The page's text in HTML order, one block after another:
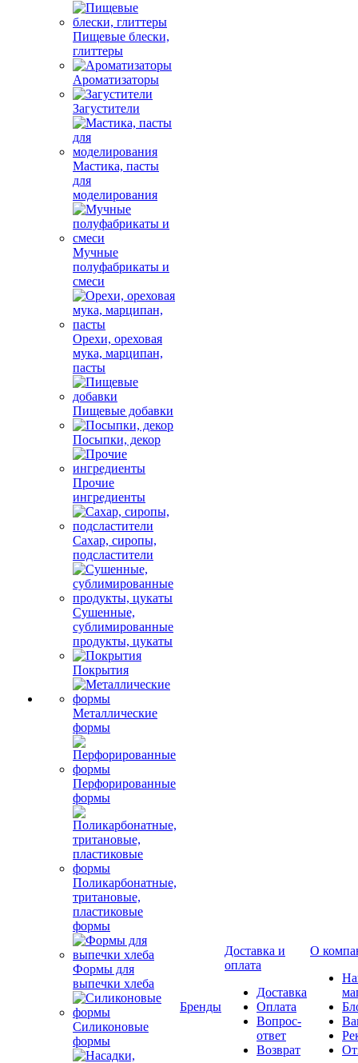
Пищевые блески,
глиттеры
Ароматизаторы
Загустители
Мастика, пасты
для
моделирования
Мучные
полуфабрикаты и
смеси
Орехи, ореховая
мука, марципан,
пасты
Пищевые добавки
Посыпки, декор
Прочие
ингредиенты
Сахар, сиропы,
подсластители
Сушенные,
сублимированные
продукты, цукаты
Покрытия
Металлические
формы
Перфорированные
формы
Поликарбонатные,
тритановые,
пластиковые
формы
Формы для
выпечки хлеба
Силиконовые
формы
Бренды
Доставка и
оплата
Доставка
Оплата
Вопрос-
ответ
Возврат
О